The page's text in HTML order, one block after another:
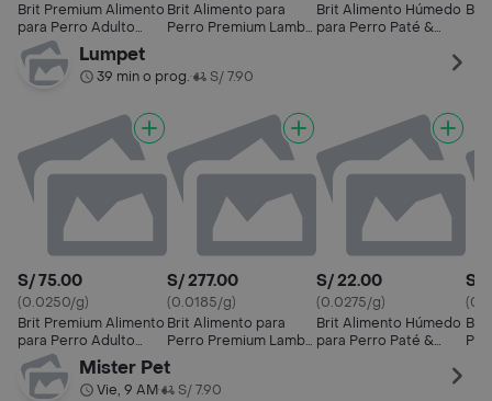
Brit Premium Alimento
para Perro Adulto
Sensitive
Cordero/Arroz
Brit Alimento para
Perro Premium Lamb
Brit Alimento Húmedo
para Perro Paté &
Brit
Lumpet
39 min o prog.• S/ 7.90
S/ 75.00
(0.0250/g)
Brit Premium Alimento
para Perro Adulto
Sensitive
Cordero/Arroz
S/ 277.00
(0.0185/g)
Brit Alimento para
Perro Premium Lamb
& Rice Sensitive
S/ 22.00
(0.0275/g)
Brit Alimento Húmedo
para Perro Paté &
S/
Brit
Mister Pet
Vie, 9 AM• S/ 7.90